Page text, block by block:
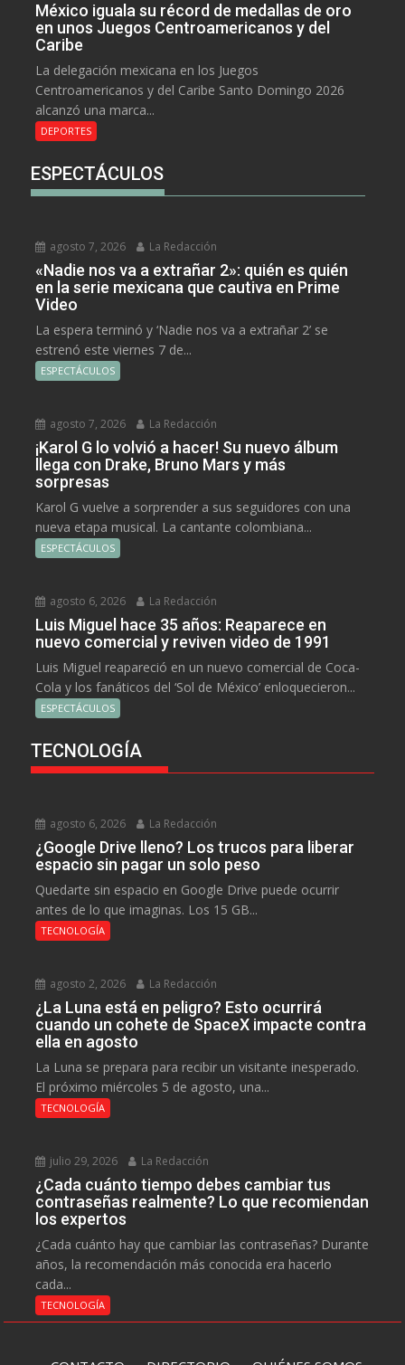
México iguala su récord de medallas de oro
en unos Juegos Centroamericanos y del
Caribe
La delegación mexicana en los Juegos
Centroamericanos y del Caribe Santo Domingo 2026
alcanzó una marca...
DEPORTES
ESPECTÁCULOS
agosto 7, 2026 La Redacción
«Nadie nos va a extrañar 2»: quién es quién
en la serie mexicana que cautiva en Prime
Video
La espera terminó y ‘Nadie nos va a extrañar 2’ se
estrenó este viernes 7 de...
ESPECTÁCULOS
agosto 7, 2026 La Redacción
¡Karol G lo volvió a hacer! Su nuevo álbum
llega con Drake, Bruno Mars y más
sorpresas
Karol G vuelve a sorprender a sus seguidores con una
nueva etapa musical. La cantante colombiana...
ESPECTÁCULOS
agosto 6, 2026 La Redacción
Luis Miguel hace 35 años: Reaparece en
nuevo comercial y reviven video de 1991
Luis Miguel reapareció en un nuevo comercial de Coca-
Cola y los fanáticos del ‘Sol de México’ enloquecieron...
ESPECTÁCULOS
TECNOLOGÍA
agosto 6, 2026 La Redacción
¿Google Drive lleno? Los trucos para liberar
espacio sin pagar un solo peso
Quedarte sin espacio en Google Drive puede ocurrir
antes de lo que imaginas. Los 15 GB...
TECNOLOGÍA
agosto 2, 2026 La Redacción
¿La Luna está en peligro? Esto ocurrirá
cuando un cohete de SpaceX impacte contra
ella en agosto
La Luna se prepara para recibir un visitante inesperado.
El próximo miércoles 5 de agosto, una...
TECNOLOGÍA
julio 29, 2026 La Redacción
¿Cada cuánto tiempo debes cambiar tus
contraseñas realmente? Lo que recomiendan
los expertos
¿Cada cuánto hay que cambiar las contraseñas? Durante
años, la recomendación más conocida era hacerlo
cada...
TECNOLOGÍA